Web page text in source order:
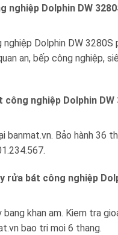
nghiệp Dolphin DW
Dolphin DW 3280S
an, bếp công nghiệp,
công nghiệp Dolphin DW
banmat.vn. Bảo hành 36
rửa bát công nghiệp
bang khan am. Kiem tra
bao tri moi 6 thang.